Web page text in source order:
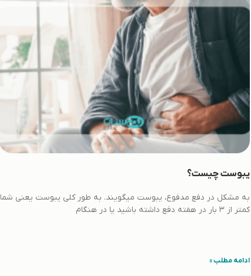
یبوست چیست؟
به مشکل در دفع مدفوع، یبوست میگویند. به طور کلی یبوست یعنی شما
کمتر از 3 بار در هفته دفع داشته باشید یا در هنگام
ادامه مطلب »